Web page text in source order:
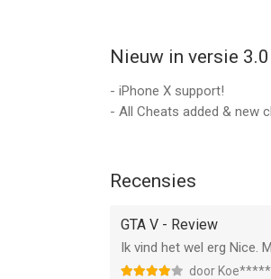
• Weapons
ITEMS
CARS & MOTORCYCLES
• Spawn Buzzard
• Spawn Caddy
• Spawn Comet
Nieuw in versie 3.0
- iPhone X support!
- All Cheats added & new
Recensies
GTA V - Review
Ik vind het wel erg Nice.
door